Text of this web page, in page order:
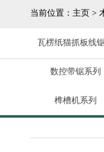
当前位置： 主页 >
瓦楞纸猫抓板线
数控带锯系列
榫槽机系列